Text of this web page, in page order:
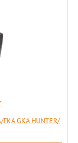
GKA HUNTER/